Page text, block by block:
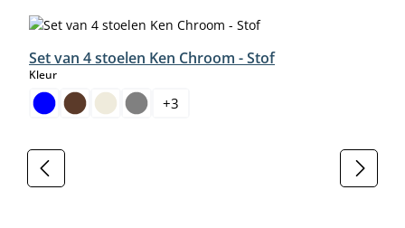
Set van 4 stoelen Ken Chroom - Stof
Kleurselect
+3